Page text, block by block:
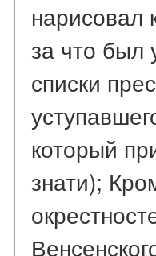
нарисовал
за что был
списки
который
знати);